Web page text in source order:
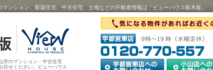
ション、新築住宅、中古住宅、土地などの不動産情報は「ビューハウス栃木版」
市のマンション・中古住宅
任せください。ビューハウス